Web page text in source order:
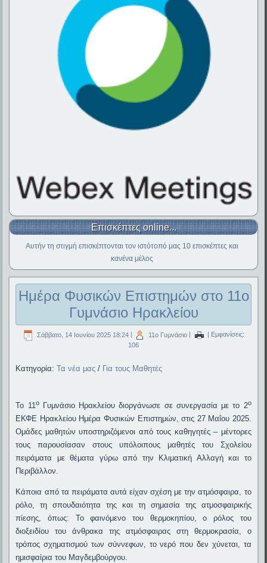
Επισκέπτες online...
Αυτήν τη στιγμή επισκέπτονται τον ιστότοπό μας 10 επισκέπτες και
κανένα μέλος
Ημέρα Φυσικών Επιστημών στο 11ο
Γυμνάσιο Ηρακλείου
Σάββατο, 14 Ιουνίου 2025 18:24| 11ο Γυμνάσιο|
| Εμφανίσεις:
106
Κατηγορία:Τα νέα μας / Για τους Μαθητές
Το 11οΓυμνάσιο Ηρακλείου διοργάνωσε σε συνεργασία με το 2ο
ΕΚΦΕ Ηρακλείου Ημέρα Φυσικών Επιστημών, στις 27 Μαΐου 2025.
Ομάδες μαθητών υποστηριζόμενοι από τους καθηγητές – μέντορες
τους παρουσίασαν στους υπόλοιπους μαθητές του Σχολείου
πειράματα με θέματα γύρω από την Κλιματική Αλλαγή και το
Περιβάλλον.
Κάποια από τα πειράματα αυτά είχαν σχέση με την ατμόσφαιρα, το
ρόλο, τη σπουδαιότητα της και τη σημασία της ατμοσφαιρικής
πίεσης, όπως: Το φαινόμενο του θερμοκηπίου, ο ρόλος του
διοξειδίου του άνθρακα της ατμόσφαιρας στη θερμοκρασία, ο
τρόπος σχηματισμού των σύννεφων, το νερό που δεν χύνεται, τα
ημισφαίρια του Μαγδεμβούργου.